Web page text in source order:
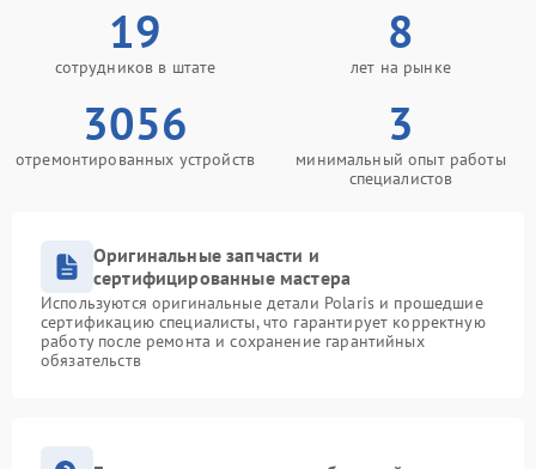
19
сотрудников в штате
8
лет на рынке
3056
отремонтированных устройств
3
минимальный опыт работы
специалистов
Оригинальные запчасти и
сертифицированные мастера
Используются оригинальные детали Polaris и прошедшие
сертификацию специалисты, что гарантирует корректную
работу после ремонта и сохранение гарантийных
обязательств